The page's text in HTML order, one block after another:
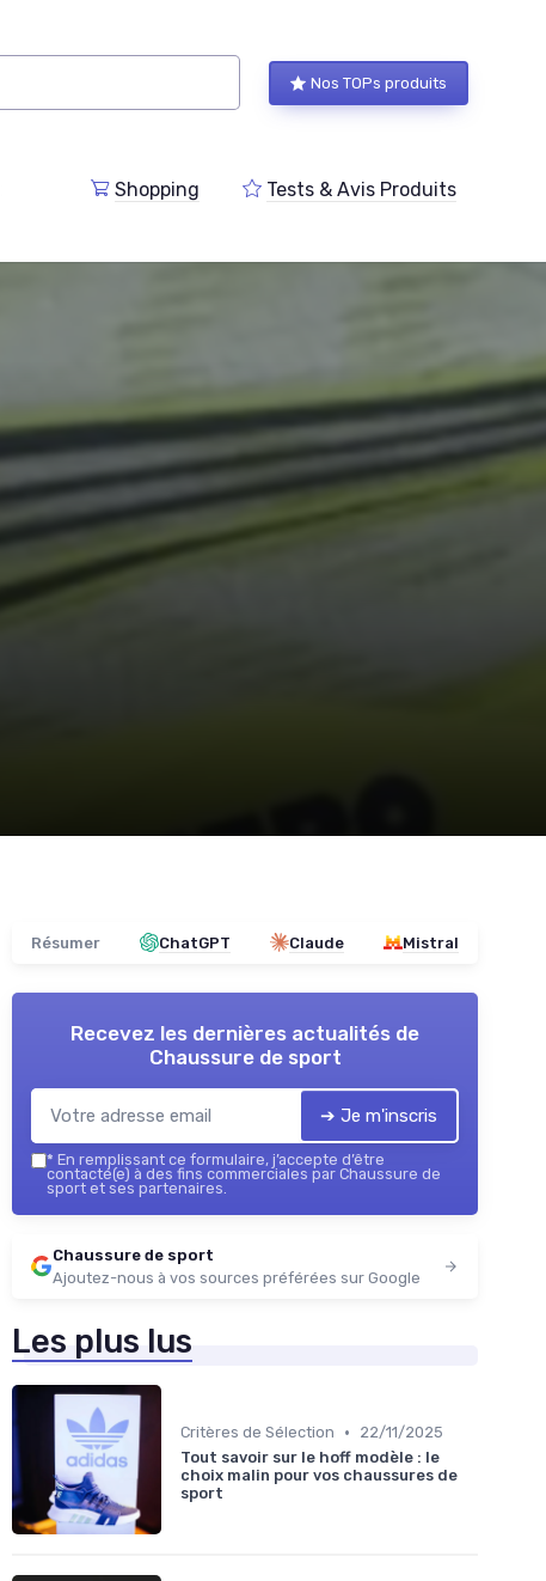
Nos TOPs produits
Shopping Tests & Avis Produits
Résumer ChatGPT Claude Mistral
Recevez les dernières actualités de
Chaussure de sport
➔ Je m'inscris
* En remplissant ce formulaire, j’accepte d’être
contacté(e) à des fins commerciales par Chaussure de
sport et ses partenaires.
Chaussure de sport
Ajoutez-nous à vos sources préférées sur Google
Les plus lus
Critères de Sélection •
22/11/2025
Tout savoir sur le hoff modèle : le
choix malin pour vos chaussures de
sport